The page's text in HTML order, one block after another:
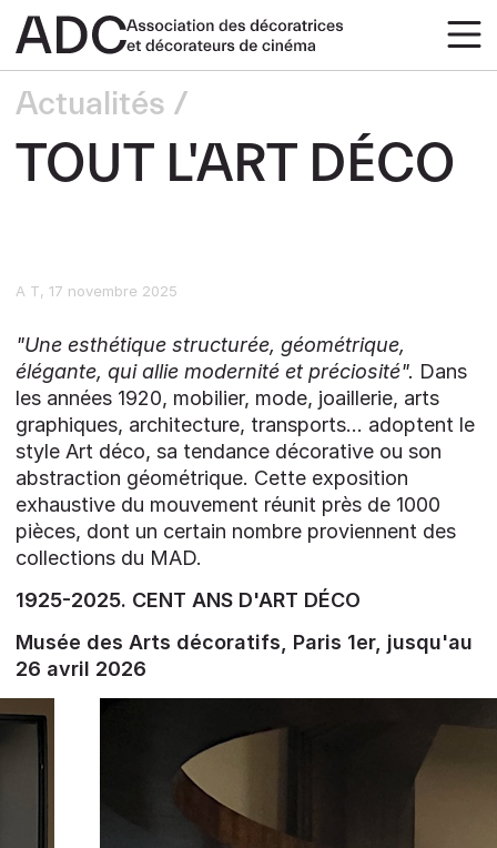
Actualités
TOUT L'ART DÉCO
A T 17 novembre 2025
"Une esthétique structurée, géométrique,
élégante, qui allie modernité et préciosité". Dans
les années 1920, mobilier, mode, joaillerie, arts
graphiques, architecture, transports... adoptent le
style Art déco, sa tendance décorative ou son
abstraction géométrique. Cette exposition
exhaustive du mouvement réunit près de 1000
pièces, dont un certain nombre proviennent des
collections du MAD.
1925-2025. CENT ANS D'ART DÉCO
Musée des Arts décoratifs, Paris 1er, jusqu'au
26 avril 2026